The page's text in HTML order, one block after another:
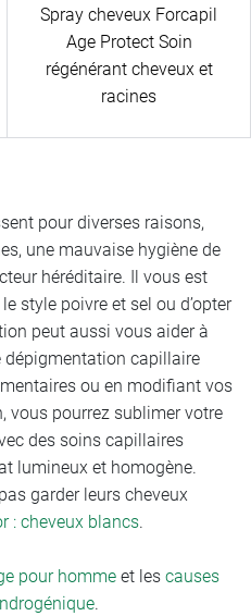
Spray cheveux Forcapil
Age Protect Soin
régénérant cheveux et
racines
pour diverses raisons,
une mauvaise hygiène de
héréditaire. Il vous est
style poivre et sel ou d’opter
peut aussi vous aider à
dépigmentation capillaire
ou en modifiant vos
vous pourrez sublimer votre
des soins capillaires
lumineux et homogène.
garder leurs cheveux
: cheveux blancs.
pour homme et les causes
.